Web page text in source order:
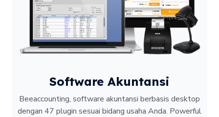
Software Akuntansi
Beeaccounting, software akuntansi berbasis desktop
dengan 47 plugin sesuai bidang usaha Anda. Powerful